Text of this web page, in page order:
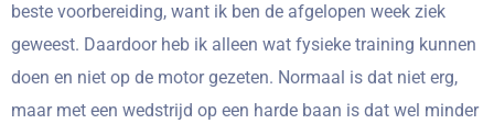
beste voorbereiding, want ik ben de afgelopen week ziek
geweest. Daardoor heb ik alleen wat fysieke training kunnen
doen en niet op de motor gezeten. Normaal is dat niet erg,
maar met een wedstrijd op een harde baan is dat wel minder